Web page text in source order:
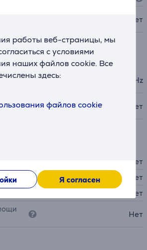
работы веб-страницы, мы
с условиями
наших файлов cookie. Все
здесь:
файлов cookie
Я согласен
Нет
-42 dBV/Pa @1kHz
Нет
Нет
Нет
Нет
Нет